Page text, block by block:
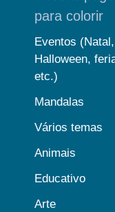
para colorir
Eventos (Natal,
Halloween,
etc.)
Mandalas
Vários temas
Animais
Educativo
Arte